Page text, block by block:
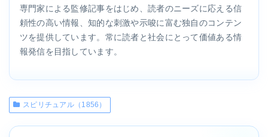
専門家による監修記事をはじめ、読者のニーズに応える信
頼性の高い情報、知的な刺激や示唆に富む独自のコンテン
ツを提供しています。常に読者と社会にとって価値ある情
報発信を目指しています。
スピリチュアル（1856）